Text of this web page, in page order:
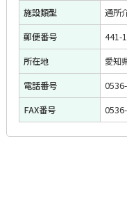
施設類型
通所
郵便番号
441-
所在地
愛知
電話番号
FAX番号